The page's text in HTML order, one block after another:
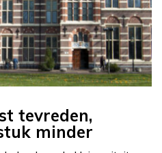
tevreden,
minder